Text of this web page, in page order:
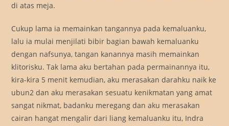
di atas meja.
Cukup lama ia memainkan tangannya pada kemaluanku,
lalu ia mulai menjilati bibir bagian bawah kemaluanku
dengan nafsunya, tangan kanannya masih memainkan
klitorisku. Tak lama aku bertahan pada permainannya itu,
kira-kira 5 menit kemudian, aku merasakan darahku naik ke
ubun2 dan aku merasakan sesuatu kenikmatan yang amat
sangat nikmat, badanku meregang dan aku merasakan
cairan hangat mengalir dari liang kemaluanku itu, Indra